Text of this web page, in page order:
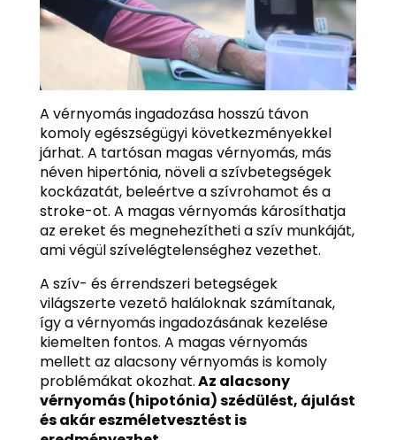
A vérnyomás ingadozása hosszú távon
komoly egészségügyi következményekkel
járhat. A tartósan magas vérnyomás, más
néven hipertónia, növeli a szívbetegségek
kockázatát, beleértve a szívrohamot és a
stroke-ot. A magas vérnyomás károsíthatja
az ereket és megnehezítheti a szív munkáját,
ami végül szívelégtelenséghez vezethet.
A szív- és érrendszeri betegségek
világszerte vezető haláloknak számítanak,
így a vérnyomás ingadozásának kezelése
kiemelten fontos. A magas vérnyomás
mellett az alacsony vérnyomás is komoly
problémákat okozhat.Az alacsony
vérnyomás (hipotónia) szédülést, ájulást
és akár eszméletvesztést is